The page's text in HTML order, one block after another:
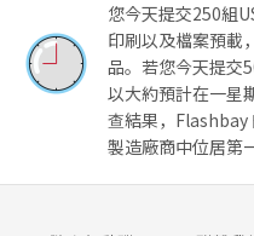
您今天提交250組
印刷以及檔案預載
品。若您今天提交
以大約預計在一星
查結果，Flashbay
製造廠商中位居第